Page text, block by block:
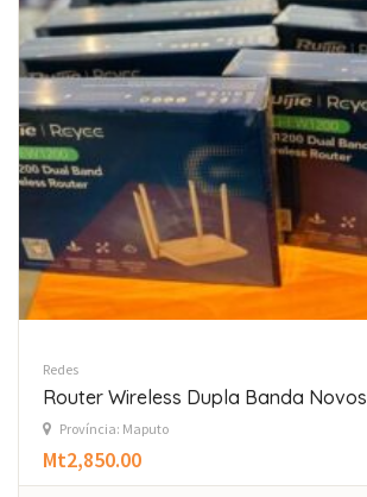
Redes
Router Wireless Dupla Banda Novos
Província: Maputo
Mt2,850.00